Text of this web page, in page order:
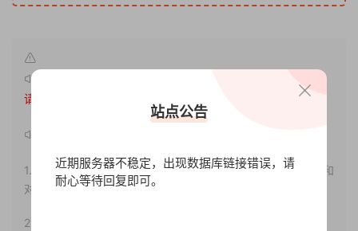
请注明出处。
1.本站部分内容转载自其它媒体，但并不代表本站赞同其观点和
对其真实性负责。
2.若您需要商业运营或用于其他商业活动，请您购买正版授权
站点公告
近期服务器不稳定，出现数据库链接错误，请
耐心等待回复即可。